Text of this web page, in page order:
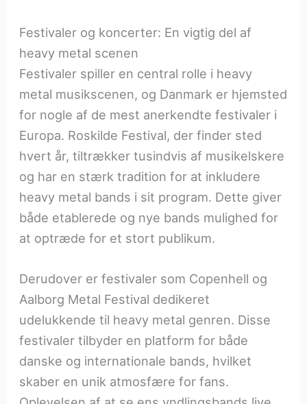
Festivaler og koncerter: En vigtig del af
heavy metal scenen
Festivaler spiller en central rolle i heavy
metal musikscenen, og Danmark er hjemsted
for nogle af de mest anerkendte festivaler i
Europa. Roskilde Festival, der finder sted
hvert år, tiltrækker tusindvis af musikelskere
og har en stærk tradition for at inkludere
heavy metal bands i sit program. Dette giver
både etablerede og nye bands mulighed for
at optræde for et stort publikum.
Derudover er festivaler som Copenhell og
Aalborg Metal Festival dedikeret
udelukkende til heavy metal genren. Disse
festivaler tilbyder en platform for både
danske og internationale bands, hvilket
skaber en unik atmosfære for fans.